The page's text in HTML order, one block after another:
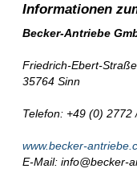
Becker-Antriebe
Friedrich-Ebert-
35764 Sinn
Telefon: +49 (0) 2772
www.becker-
E-Mail: info@becker-